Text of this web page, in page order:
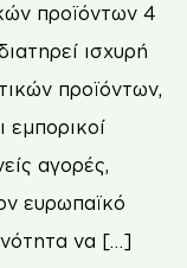
προϊόντων 4
ισχυρή
προϊόντων,
εμπορικοί
αγορές,
ευρωπαϊκό
να […]